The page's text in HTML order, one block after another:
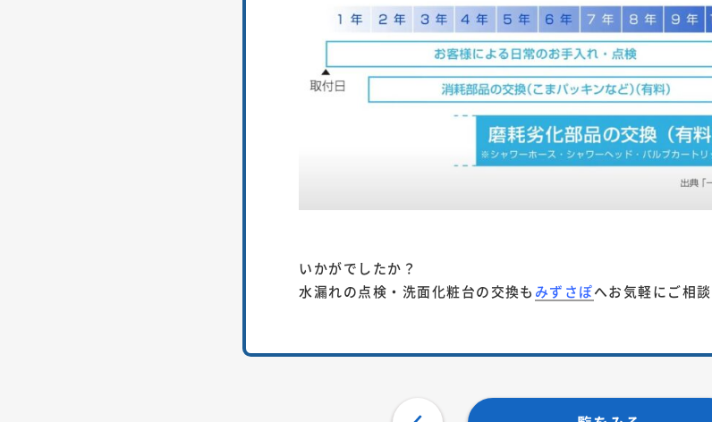
いかがでしたか？
水漏れの点検・洗面化粧台の交換も みずさぽへお気軽にご相